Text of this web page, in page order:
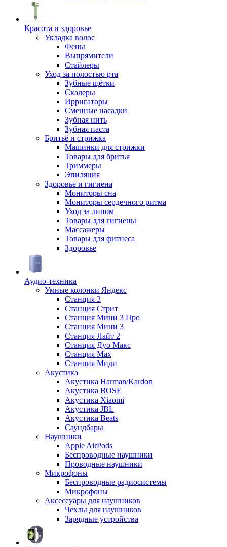
Красота и здоровье
Укладка волос
Фены
Выпрямители
Стайлеры
Уход за полостью рта
Зубные щётки
Скалеры
Ирригаторы
Сменные насадки
Зубная нить
Зубная паста
Бритьё и стрижка
Машинки для стрижки
Товары для бритья
Триммеры
Эпиляция
Здоровье и гигиена
Мониторы сна
Мониторы сердечного ритма
Уход за лицом
Товары для гигиены
Массажеры
Товары для фитнеса
Здоровье
Аудио-техника
Умные колонки Яндекс
Станция 3
Станция Стрит
Станция Мини 3 Про
Станция Мини 3
Станция Лайт 2
Станция Дуо Макс
Станция Max
Станция Миди
Акустика
Акустика Harman/Kardon
Акустика BOSE
Акустика Xiaomi
Акустика JBL
Акустика Beats
Саундбары
Наушники
Apple AirPods
Беспроводные наушники
Проводные наушники
Микрофоны
Беспроводные радиосистемы
Микрофоны
Аксессуары для наушников
Чехлы для наушников
Зарядные устройства